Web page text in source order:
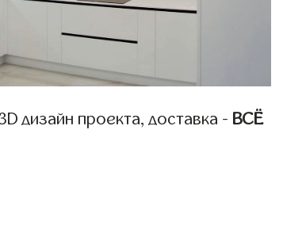
дизайн проекта, доставка - ВСЁ